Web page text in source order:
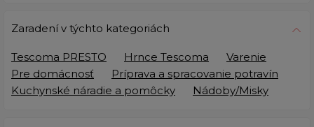
Zaradení v týchto kategoriách
Tescoma PRESTO Hrnce Tescoma
Varenie
Pre domácnosť
Príprava a spracovanie potravín
Kuchynské náradie a pomôcky
Nádoby/Misky